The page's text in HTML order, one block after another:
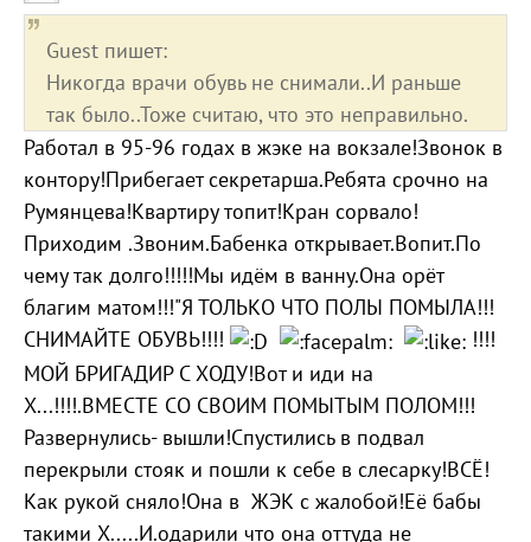
Guest пишет:
Никогда врачи обувь не снимали..И раньше
так было..Тоже считаю, что это неправильно.
Работал в 95-96 годах в жэке на вокзале!Звонок в
контору!Прибегает секретарша.Ребята срочно на
Румянцева!Квартиру топит!Кран сорвало!
Приходим .Звоним.Бабенка открывает.Вопит.По
чему так долго!!!!!Мы идём в ванну.Она орёт
благим матом!!!"Я ТОЛЬКО ЧТО ПОЛЫ ПОМЫЛА!!!
СНИМАЙТЕ ОБУВЬ!!!!
!!!!
МОЙ БРИГАДИР С ХОДУ!Вот и иди на
Х...!!!!.ВМЕСТЕ СО СВОИМ ПОМЫТЫМ ПОЛОМ!!!
Развернулись- вышли!Спустились в подвал
перекрыли стояк и пошли к себе в слесарку!ВСЁ!
Как рукой сняло!Она в ЖЭК с жалобой!Её бабы
такими Х.....И.одарили что она оттуда не